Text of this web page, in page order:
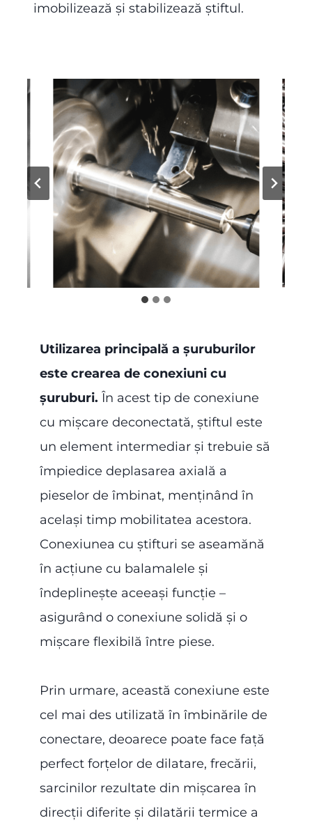
imobilizează și stabilizează știftul.
Utilizarea principală a șuruburilor
este crearea de conexiuni cu
șuruburi. În acest tip de conexiune
cu mișcare deconectată, știftul este
un element intermediar și trebuie să
împiedice deplasarea axială a
pieselor de îmbinat, menținând în
același timp mobilitatea acestora.
Conexiunea cu știfturi se aseamănă
în acțiune cu balamalele și
îndeplinește aceeași funcție –
asigurând o conexiune solidă și o
mișcare flexibilă între piese.
Prin urmare, această conexiune este
cel mai des utilizată în îmbinările de
conectare, deoarece poate face față
perfect forțelor de dilatare, frecării,
sarcinilor rezultate din mișcarea în
direcții diferite și dilatării termice a